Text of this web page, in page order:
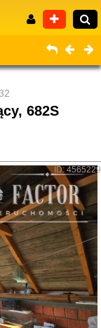
682S
ID: 4565229